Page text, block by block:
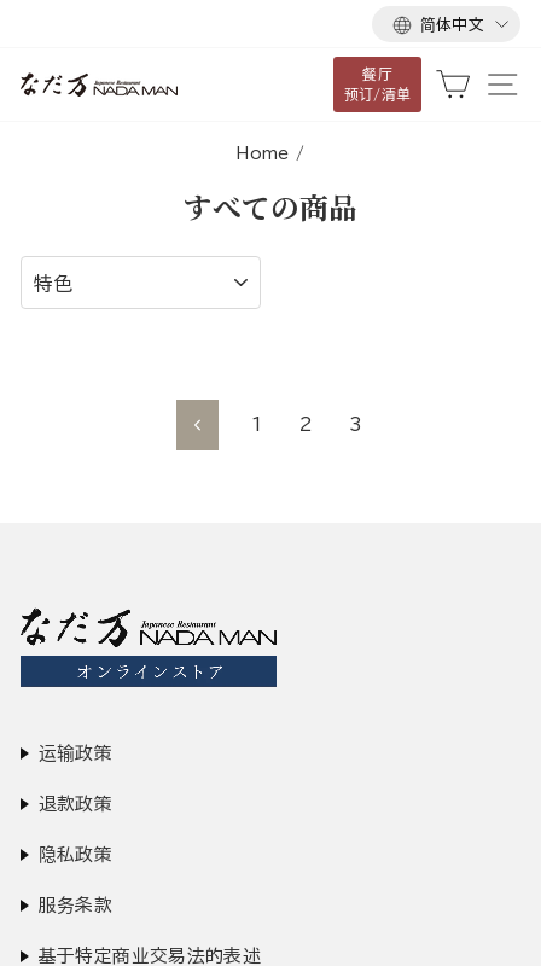
语
言
简体中文
餐厅
预订/清单
大车
Home /
すべての商品
序
向
前
1 2 3
运输政策
退款政策
隐私政策
服务条款
基于特定商业交易法的表述